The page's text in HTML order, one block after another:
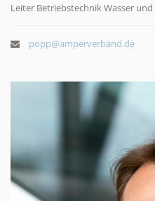
Leiter Betriebstechnik Wasser
popp@amperverband.de